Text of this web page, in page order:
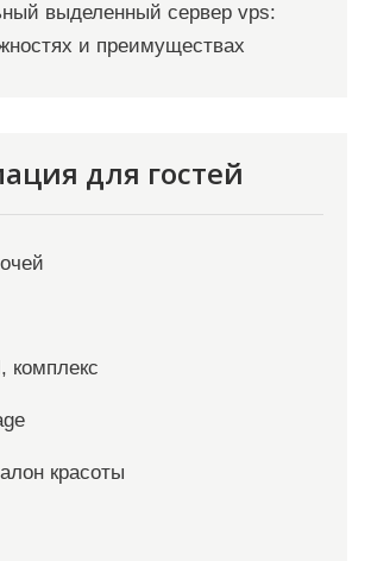
выделенный сервер vps:
и преимуществах
для гостей
комплекс
красоты